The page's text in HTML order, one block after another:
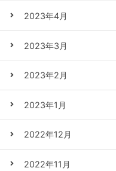
2023年4月
2023年3月
2023年2月
2023年1月
2022年12月
2022年11月